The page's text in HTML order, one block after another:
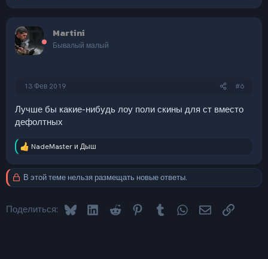
ц
и
и
Martini
Бывалый малый
13 Фев 2019 #6
Лучше бы какие-нибудь лоу поли скины для ст вместо
дефолтных
Р
а
к
ц
и
NadeMasterи Дыш
В этой теме нельзя размещать новые ответы.
Поделиться: Bluesky LinkedInReddit PinterestTumblr WhatsApp
Электронная
Ссылка